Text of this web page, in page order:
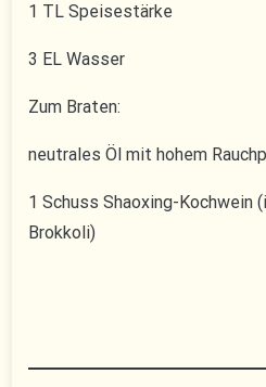
1 TL Speisestärke
3 EL Wasser
Zum Braten:
neutrales Öl mit hohem
1 Schuss Shaoxing-Kochwein
Brokkoli)